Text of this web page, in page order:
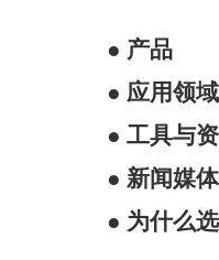
● 产品
● 应用领域
● 工具与
● 新闻媒体
● 为什么